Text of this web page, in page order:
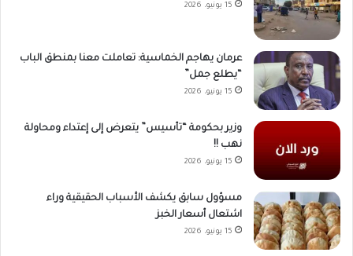
15 يونيو، 2026
عرمان يهاجم الخماسية: تعاملت معنا بمنطق الباب
“يطلع جمل”
15 يونيو، 2026
وزير بحكومة “تأسيس” يتعرض إلى إعتداء ومحاولة
نهب !!
15 يونيو، 2026
مسؤول سابق يكشف الأسباب الحقيقية وراء
اشتعال أسعار الخبز
15 يونيو، 2026